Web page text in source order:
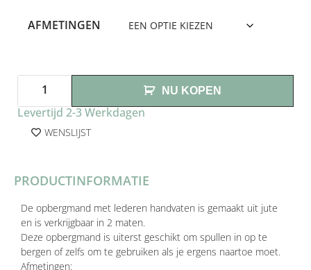
AFMETINGEN
NU KOPEN
Levertijd 2-3 Werkdagen
WENSLIJST
PRODUCTINFORMATIE
De opbergmand met lederen handvaten is gemaakt uit jute
en is verkrijgbaar in 2 maten.
Deze opbergmand is uiterst geschikt om spullen in op te
bergen of zelfs om te gebruiken als je ergens naartoe moet.
Afmetingen: